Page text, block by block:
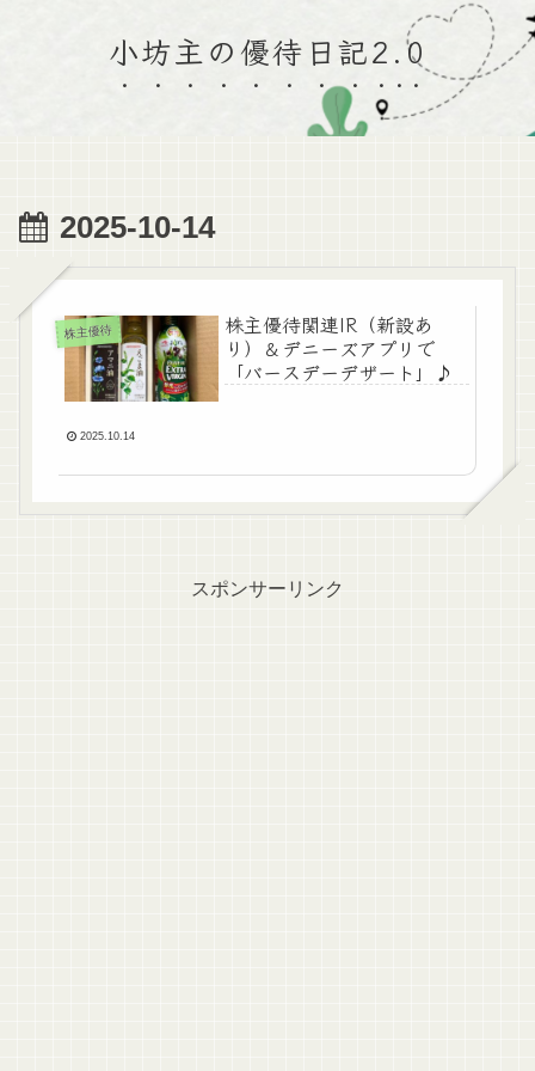
小坊主の優待日記2.0
2025-10-14
株主優待
株主優待関連IR（新設あ
り）＆デニーズアプリで
「バースデーデザート」♪
2025.10.14
スポンサーリンク